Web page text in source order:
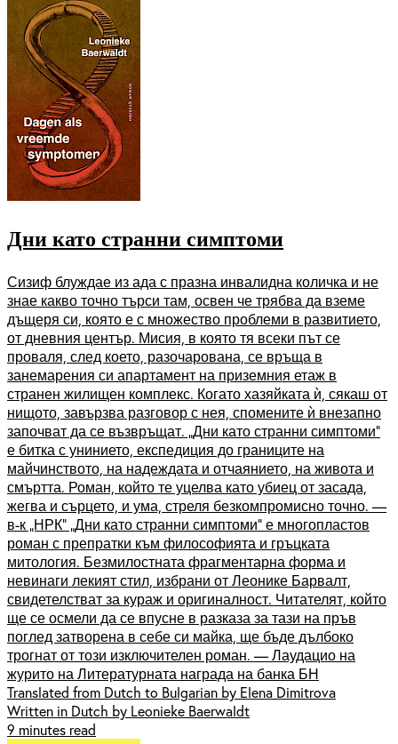
Дни като странни симптоми
Сизиф блуждае из ада с празна инвалидна количка и не
знае какво точно търси там, освен че трябва да вземе
дъщеря си, която е с множество проблеми в развитието,
от дневния център. Мисия, в която тя всеки път се
проваля, след което, разочарована, се връща в
занемарения си апартамент на приземния етаж в
странен жилищен комплекс. Когато хазяйката ѝ, сякаш от
нищото, завързва разговор с нея, спомените ѝ внезапно
започват да се възвръщат. „Дни като странни симптоми”
е битка с унинието, експедиция до границите на
майчинството, на надеждата и отчаянието, на живота и
смъртта. Роман, който те уцелва като убиец от засада,
жегва и сърцето, и ума, стреля безкомпромисно точно. —
в-к „НРК” „Дни като странни симптоми” е многопластов
роман с препратки към философията и гръцката
митология. Безмилостната фрагментарна форма и
невинаги лекият стил, избрани от Леонике Барвалт,
свидетелстват за кураж и оригиналност. Читателят, който
ще се осмели да се впусне в разказа за тази на пръв
поглед затворена в себе си майка, ще бъде дълбоко
трогнат от този изключителен роман. — Лаудацио на
журито на Литературната награда на банка БН
Translated from Dutch to Bulgarian by Elena Dimitrova
Written in Dutch by Leonieke Baerwaldt
9 minutes read